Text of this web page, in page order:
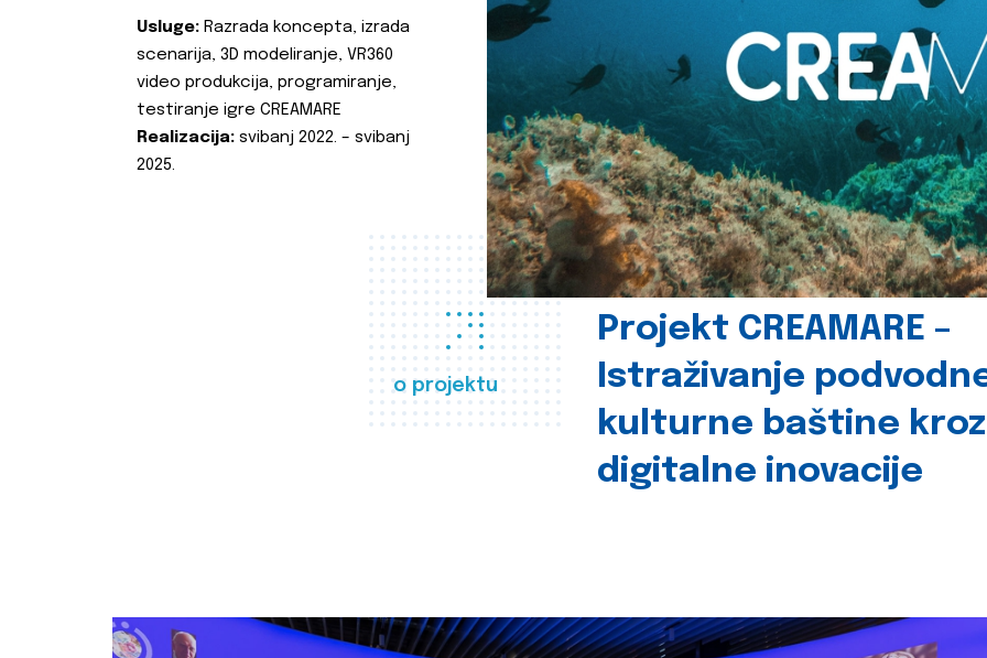
o projektu
Projekt CREAMARE –
Istraživanje
kulturne baštine kroz
digitalne inovacije
Usluge: Razrada koncepta, izrada
scenarija, 3D modeliranje, VR360
video produkcija, programiranje,
testiranje igre CREAMARE
Realizacija: svibanj 2022. – svibanj
2025.